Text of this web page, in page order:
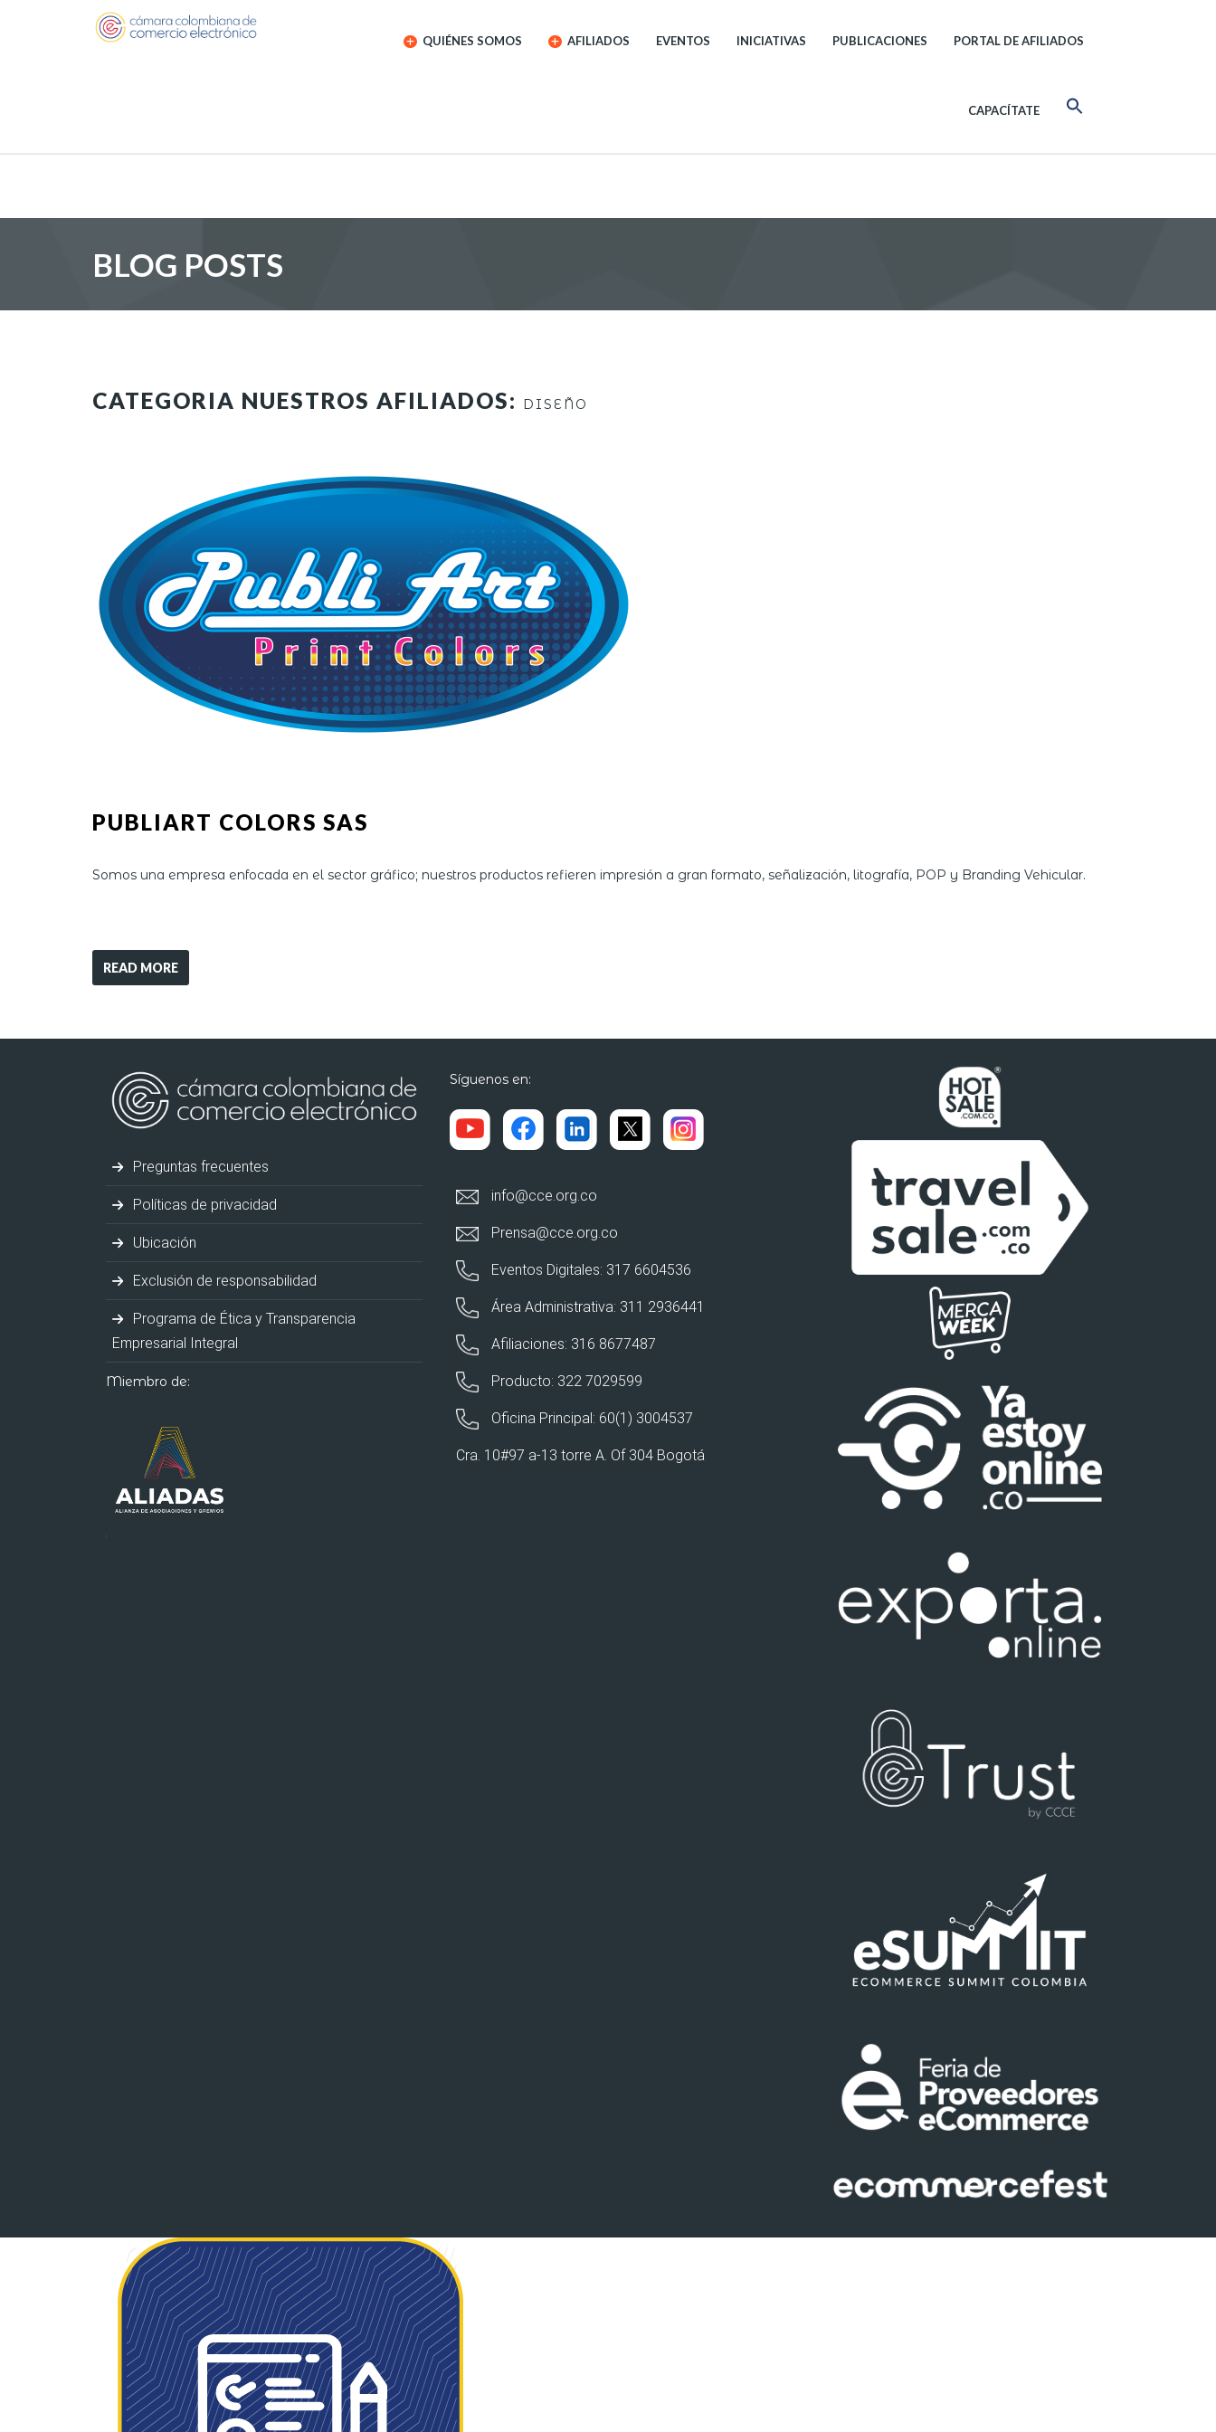
QUIÉNES SOMOS AFILIADOS EVENTOS INICIATIVAS PUBLICACIONES PORTAL DE AFILIADOS
CAPACÍTATE
BLOG POSTS
CATEGORIA NUESTROS AFILIADOS: DISEÑO
PUBLIART COLORS SAS
Somos una empresa enfocada en el sector gráfico; nuestros productos refieren impresión a gran formato, señalización, litografía, POP y Branding Vehicular.
READ MORE
Preguntas frecuentes
Políticas de privacidad
Ubicación
Exclusión de responsabilidad
Programa de Ética y Transparencia
Empresarial Integral
Miembro de:
Síguenos en:
info@cce.org.co
Prensa@cce.org.co
Eventos Digitales: 317 6604536
Área Administrativa: 311 2936441
Afiliaciones: 316 8677487
Producto: 322 7029599
Oficina Principal: 60(1) 3004537
Cra. 10#97 a-13 torre A. Of 304 Bogotá